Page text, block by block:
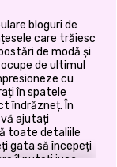
bloguri de
care trăiesc
de modă și
de ultimul
cu
în spatele
îndrăzneț. În
ajutați
toate detaliile
gata să începeți
îl puteți juca